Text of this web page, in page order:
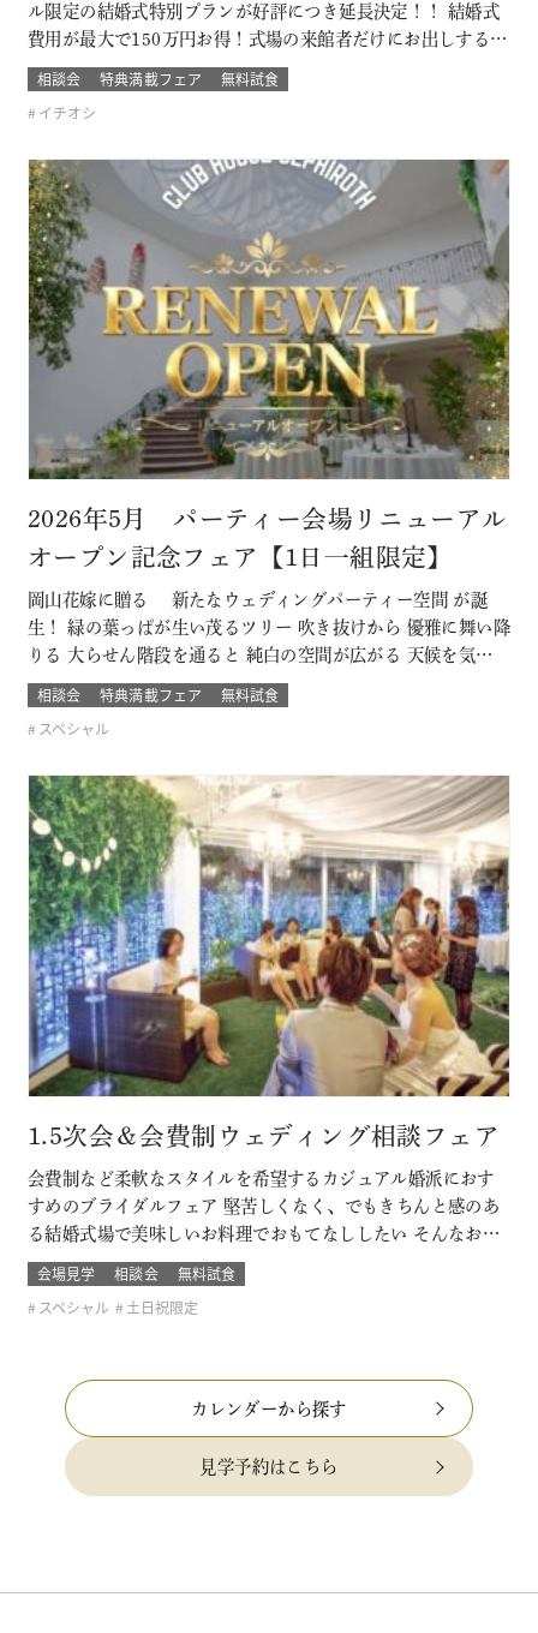
ル限定の結婚式特別プランが好評につき延長決定！！ 結婚式
費用が最大で150万円お得！式場の来館者だけにお出しするウ
ェディングプラン！ 婚礼費用の後払いもOKでご祝儀の範囲内
での結婚式も可能！ これから結婚式場をお探しの新郎新婦に
もオススメ！ 先着8組様 このフェアに含まれるコンテンツ
相談会 特典満載フェア
無料試食
イチオシ
2026年5月 パーティー会場リニューアル
オープン記念フェア【1日一組限定】
岡山花嫁に贈る 新たなウェディングパーティー空間 が誕
生！ 緑の葉っぱが生い茂るツリー 吹き抜けから 優雅に舞い降
りる 大らせん階段を通ると 純白の空間が広がる 天候を気にし
ないガーデンウェディング に模様替えも可能 まだ誰も列席し
ていない 新たに誕生したパーティー会場を 直接その目で体験
できる ブライダルフェアー開催 このフェアに含まれるコンテ
相談会 特典満載フェア
無料試食
スペシャル
1.5次会＆会費制ウェディング相談フェア
会費制など柔軟なスタイルを希望するカジュアル婚派におす
すめのブライダルフェア 堅苦しくなく、でもきちんと感のあ
る結婚式場で美味しいお料理でおもてなししたい そんなおふ
たりに必見です！ このフェアに含まれるコンテンツ
会場見学 相談会
無料試食
スペシャル
土日祝限定
カレンダーから探す
見学予約はこちら